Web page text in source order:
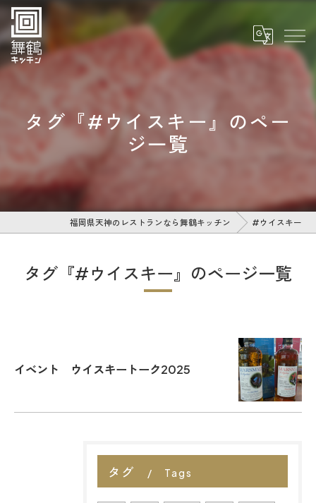
タグ『#ウイスキー』のペー
ジ一覧
福岡県天神のレストランなら舞鶴キッチン #ウイスキー
タグ『#ウイスキー』のページ一覧
イベント ウイスキートーク2025
タグ Tags